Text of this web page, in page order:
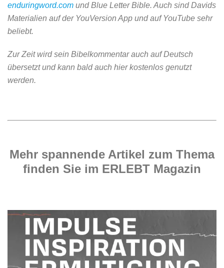
enduringword.com und Blue Letter Bible. Auch sind Davids
Materialien auf der YouVersion App und auf YouTube sehr
beliebt.
Zur Zeit wird sein Bibelkommentar auch auf Deutsch
übersetzt und kann bald auch hier kostenlos genutzt
werden.
Mehr spannende Artikel zum Thema
finden Sie im ERLEBT Magazin